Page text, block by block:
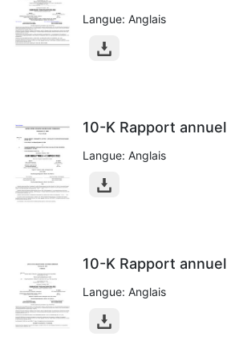
Langue: Anglais
10-K Rapport annuel
Langue: Anglais
10-K Rapport annuel
Langue: Anglais